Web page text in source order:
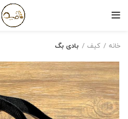
خانه کیف بادی بگ